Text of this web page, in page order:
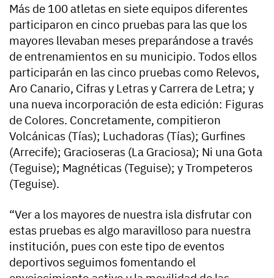
Más de 100 atletas en siete equipos diferentes
participaron en cinco pruebas para las que los
mayores llevaban meses preparándose a través
de entrenamientos en su municipio. Todos ellos
participarán en las cinco pruebas como Relevos,
Aro Canario, Cifras y Letras y Carrera de Letra; y
una nueva incorporación de esta edición: Figuras
de Colores. Concretamente, compitieron
Volcánicas (Tías); Luchadoras (Tías); Gurfines
(Arrecife); Gracioseras (La Graciosa); Ni una Gota
(Teguise); Magnéticas (Teguise); y Trompeteros
(Teguise).
“Ver a los mayores de nuestra isla disfrutar con
estas pruebas es algo maravilloso para nuestra
institución, pues con este tipo de eventos
deportivos seguimos fomentando el